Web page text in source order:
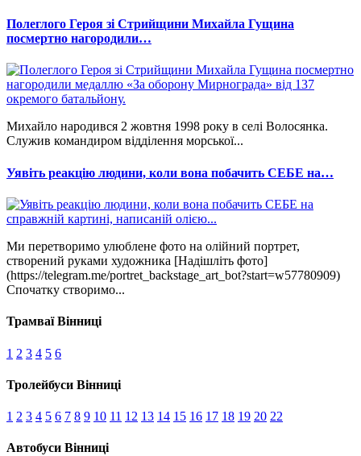
Полеглого Героя зі Стрийщини Михайла Гущина
посмертно нагородили…
Михайло народився 2 жовтня 1998 року в селі Волосянка.
Служив командиром відділення морської...
Уявіть реакцію людини, коли вона побачить СЕБЕ на…
Ми перетворимо улюблене фото на олійний портрет,
створений руками художника [Надішліть фото]
(https://telegram.me/portret_backstage_art_bot?start=w57780909)
Спочатку створимо...
Трамваї Вінниці
1 2 3 4 5 6
Тролейбуси Вінниці
1 2 3 4 5 6 7 8 9 10 11 12 13 14 15 16 17 18 19 20 22
Автобуси Вінниці